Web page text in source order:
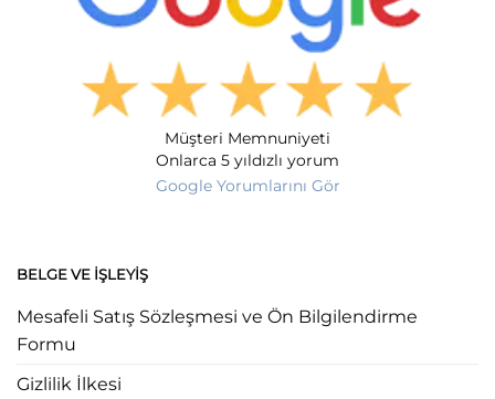
Müşteri Memnuniyeti
Onlarca 5 yıldızlı yorum
Google Yorumlarını Gör
BELGE VE İŞLEYIŞ
Mesafeli Satış Sözleşmesi ve Ön Bilgilendirme
Formu
Gizlilik İlkesi